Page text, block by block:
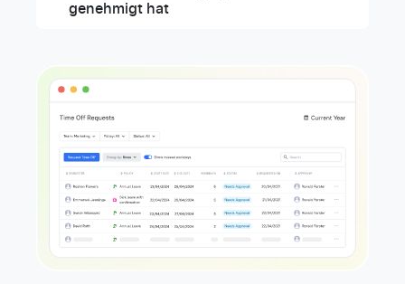
genehmigt hat